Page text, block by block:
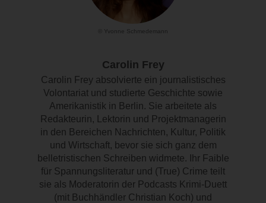
© Yvonne Schmedemann
Carolin Frey
Carolin Frey absolvierte ein journalistisches
Volontariat und studierte Geschichte sowie
Amerikanistik in Berlin. Sie arbeitete als
Redakteurin, Lektorin und Projektmanagerin
in den Bereichen Nachrichten, Kultur, Politik
und Wirtschaft, bevor sie sich ganz dem
belletristischen Schreiben widmete. Ihr Faible
für Spannungsliteratur und (True) Crime teilt
sie als Moderatorin der Podcasts Krimi-Duett
(mit Buchhändler Christian Koch) und